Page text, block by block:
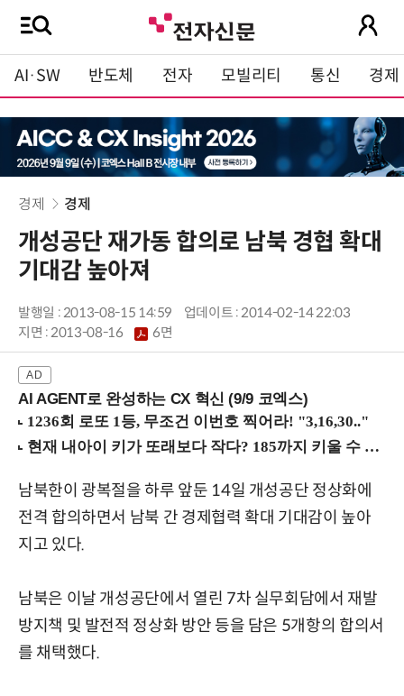
AI·SW 반도체 전자 모빌리티 통신 경제
경제 경제
개성공단 재가동 합의로 남북 경협 확대
기대감 높아져
발행일 : 2013-08-15 14:59
업데이트 : 2014-02-14 22:03
지면 :2013-08-16 6면
AI AGENT로 완성하는 CX 혁신 (9/9 코엑스)
남북한이 광복절을 하루 앞둔 14일 개성공단 정상화에
전격 합의하면서 남북 간 경제협력 확대 기대감이 높아
지고 있다.
남북은 이날 개성공단에서 열린 7차 실무회담에서 재발
방지책 및 발전적 정상화 방안 등을 담은 5개항의 합의서
를 채택했다.